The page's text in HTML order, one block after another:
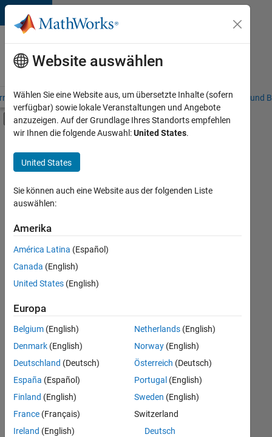
Weiter zum Inhalt
Karriere
bei
MathWorks
– Übersicht Stellensuche Niederlassungen Studierende und
Umschaltung für Off-Canvas-
Hauptinhalt
Inside Sales
Sales Operations
Marketing Communications
Business Model Team
+3
Derzeit
es
keine
offenen
Stellen,
Ihren
Suchkriterien
entsprechen.
können
die
Suchkriterien
weiter
fassen
oder
Website auswählen
Wählen Sie eine Website aus, um übersetzte Inhalte (sofern
verfügbar) sowie lokale Veranstaltungen und Angebote
anzuzeigen. Auf der Grundlage Ihres Standorts empfehlen
wir Ihnen die folgende Auswahl:United States.
United States
Sie können auch eine Website aus der folgenden Liste
auswählen:
Amerika
América Latina (Español)
Canada (English)
United States (English)
Europa
Belgium (English)
Denmark (English)
Deutschland (Deutsch)
España (Español)
Finland (English)
France (Français)
Ireland (English)
Netherlands(English)
Norway(English)
Österreich (Deutsch)
Portugal (English)
Sweden (English)
Switzerland
Deutsch